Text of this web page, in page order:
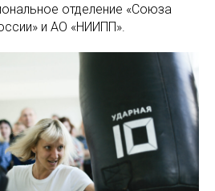
отделение «Союза
и АО «НИИПП».